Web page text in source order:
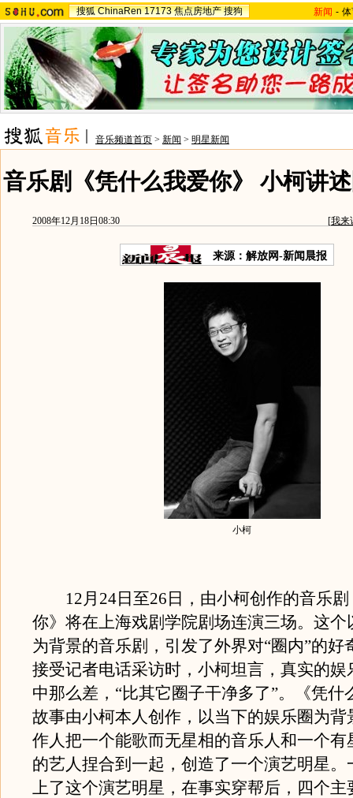
搜狐 ChinaRen 17173 焦点房地产 搜狗 新闻 -
音乐频道首页 > 新闻 > 明星新闻
音乐剧《凭什么我爱你》 小柯讲
2008年12月18日08:30 [我来
来源：解放网-新闻晨报
小柯
12月24日至26日，由小柯创作的音乐剧
你》将在上海戏剧学院剧场连演三场。这个
为背景的音乐剧，引发了外界对“圈内”的好
接受记者电话采访时，小柯坦言，真实的娱
中那么差，“比其它圈子干净多了”。《凭什
故事由小柯本人创作，以当下的娱乐圈为背
作人把一个能歌而无星相的音乐人和一个有
的艺人捏合到一起，创造了一个演艺明星。
上了这个演艺明星，在事实穿帮后，四个主